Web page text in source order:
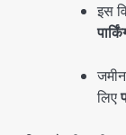
इस
लिए